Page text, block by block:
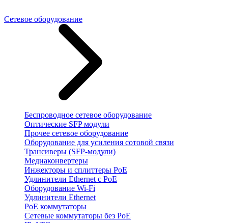
Сетевое оборудование
Беспроводное сетевое оборудование
Оптические SFP модули
Прочее сетевое оборудование
Оборудование для усиления сотовой связи
Трансиверы (SFP-модули)
Медиаконвертеры
Инжекторы и сплиттеры PoE
Удлинители Ethernet с PoE
Оборудование Wi-Fi
Удлинители Ethernet
PoE коммутаторы
Сетевые коммутаторы без PoE